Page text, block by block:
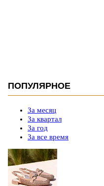
ПОПУЛЯРНОЕ
За месяц
За квартал
За год
За все время